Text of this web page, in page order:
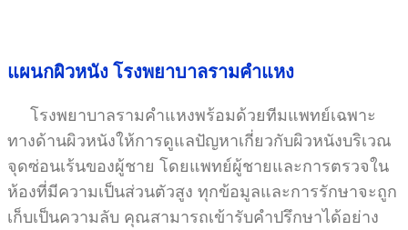
แผนกผิวหนัง โรงพยาบาลรามคำแหง
โรงพยาบาลรามคำแหงพร้อมด้วยทีมแพทย์เฉพาะ
ทางด้านผิวหนังให้การดูแลปัญหาเกี่ยวกับผิวหนังบริเวณ
จุดซ่อนเร้นของผู้ชาย โดยแพทย์ผู้ชายและการตรวจใน
ห้องที่มีความเป็นส่วนตัวสูง ทุกข้อมูลและการรักษาจะถูก
เก็บเป็นความลับ คุณสามารถเข้ารับคำปรึกษาได้อย่าง